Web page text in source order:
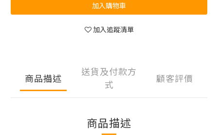
加入購物車
加入追蹤清單
商品描述
送貨及付款方
式
顧客評價
商品描述